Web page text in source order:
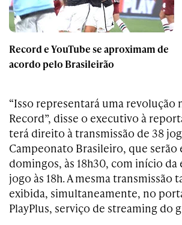
Record e YouTube se aproximam de
acordo pelo Brasileirão
“Isso representará uma revolução
Record”, disse o executivo à
terá direito à transmissão de 38
Campeonato Brasileiro, que serão
domingos, às 18h30, com início
jogo às 18h. A mesma transmissão
exibida, simultaneamente, no
PlayPlus, serviço de streaming do